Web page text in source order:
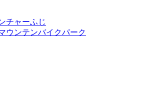
チャーふじ
ウンテンバイクパーク